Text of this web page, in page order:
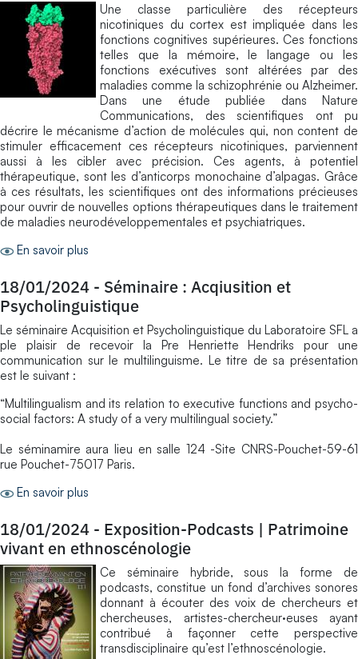
Une classe particulière des récepteurs
nicotiniques du cortex est impliquée dans les
fonctions cognitives supérieures. Ces fonctions
telles que la mémoire, le langage ou les
fonctions exécutives sont altérées par des
maladies comme la schizophrénie ou Alzheimer.
Dans une étude publiée dans Nature
Communications, des scientifiques ont pu
décrire le mécanisme d’action de molécules qui, non content de
stimuler efficacement ces récepteurs nicotiniques, parviennent
aussi à les cibler avec précision. Ces agents, à potentiel
thérapeutique, sont les d’anticorps monochaine d’alpagas. Grâce
à ces résultats, les scientifiques ont des informations précieuses
pour ouvrir de nouvelles options thérapeutiques dans le traitement
de maladies neurodéveloppementales et psychiatriques.
En savoir plus
18/01/2024 - Séminaire : Acqiusition et
Psycholinguistique
Le séminaire Acquisition et Psycholinguistique du Laboratoire SFL a
ple plaisir de recevoir la Pre Henriette Hendriks pour une
communication sur le multilinguisme. Le titre de sa présentation
est le suivant :
“Multilingualism and its relation to executive functions and psycho-
social factors: A study of a very multilingual society.”
Le séminamire aura lieu en salle 124 -Site CNRS-Pouchet-59-61
rue Pouchet-75017 Paris.
En savoir plus
18/01/2024 - Exposition-Podcasts | Patrimoine
vivant en ethnoscénologie
Ce séminaire hybride, sous la forme de
podcasts, constitue un fond d’archives sonores
donnant à écouter des voix de chercheurs et
chercheuses, artistes-chercheur·euses ayant
contribué à façonner cette perspective
transdisciplinaire qu’est l’ethnoscénologie.